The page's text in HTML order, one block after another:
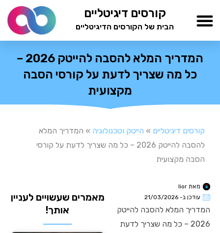
לתוכן
קורסים דיגיטליים
הבית של הקורסים הדיגיטליים
המדריך המלא להסבה להייטק 2026 –
כל מה שצריך לדעת על קורסי הסבה
מקצועית
קורסים דיגיטליים » הייטק וטכנולוגיה » המדריך המלא
להסבה להייטק 2026 – כל מה שצריך לדעת על קורסי
הסבה מקצועית
מאת
עודכן ב- 21/03/2026
המדריך המלא להסבה להייטק
2026 – כל מה שצריך לדעת
מאמרים שעשויים לעניין
אותך!